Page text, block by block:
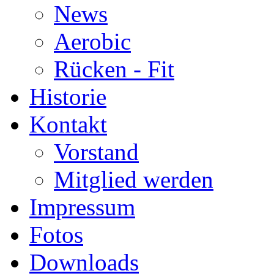
News
Aerobic
Rücken - Fit
Historie
Kontakt
Vorstand
Mitglied werden
Impressum
Fotos
Downloads